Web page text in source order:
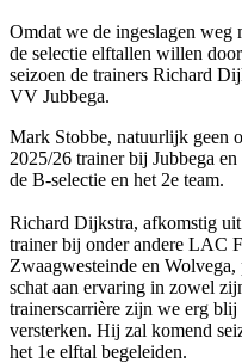
Omdat we de ingeslagen weg
de selectie elftallen willen
seizoen de trainers Richard
VV Jubbega.
Mark Stobbe, natuurlijk geen
2025/26 trainer bij Jubbega
de B‑selectie en het 2e team.
Richard Dijkstra, afkomstig
trainer bij onder andere LAC
Zwaagwesteinde en
schat aan ervaring in zowel
trainerscarrière zijn we erg
versterken. Hij zal komend
het 1e elftal begeleiden.